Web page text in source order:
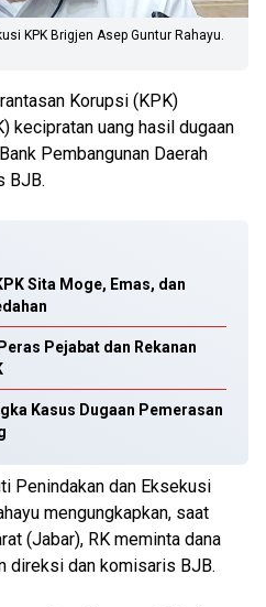
KPK Brigjen Asep Guntur Rahayu.
Korupsi (KPK)
kecipratan uang hasil dugaan
Pembangunan Daerah
BJB.
Sita Moge, Emas, dan
Pejabat dan Rekanan
Kasus Dugaan Pemerasan
Penindakan dan Eksekusi
mengungkapkan, saat
(Jabar), RK meminta dana
direksi dan komisaris BJB.